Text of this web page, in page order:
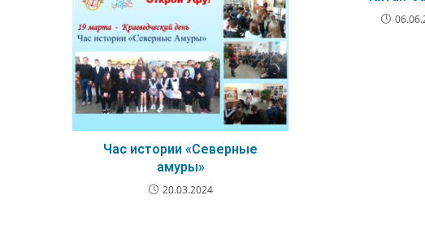
Час истории «Северные
амуры»
20.03.2024